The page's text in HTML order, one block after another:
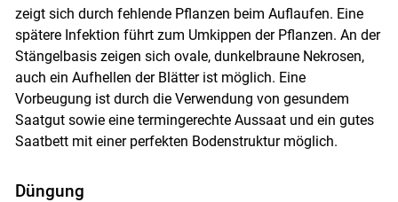
zeigt sich durch fehlende Pflanzen beim Auflaufen. Eine
spätere Infektion führt zum Umkippen der Pflanzen. An der
Stängelbasis zeigen sich ovale, dunkelbraune Nekrosen,
auch ein Aufhellen der Blätter ist möglich. Eine
Vorbeugung ist durch die Verwendung von gesundem
Saatgut sowie eine termingerechte Aussaat und ein gutes
Saatbett mit einer perfekten Bodenstruktur möglich.
Düngung